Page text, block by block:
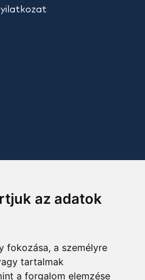
az adatok
fokozása, a személyre
tartalmak
a forgalom elemzése